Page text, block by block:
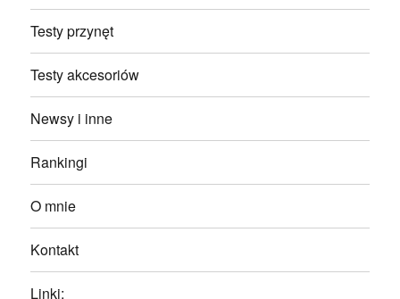
Testy przynęt
Testy akcesoriów
Newsy i inne
Rankingi
O mnie
Kontakt
Linki: